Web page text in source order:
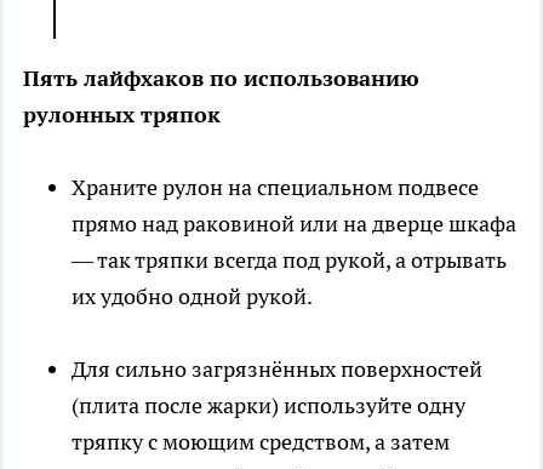
Пять лайфхаков по использованию
рулонных тряпок
Храните рулон на специальном подвесе
прямо над раковиной или на дверце шкафа
— так тряпки всегда под рукой, а отрывать
их удобно одной рукой.
Для сильно загрязнённых поверхностей
(плита после жарки) используйте одну
тряпку с моющим средством, а затем